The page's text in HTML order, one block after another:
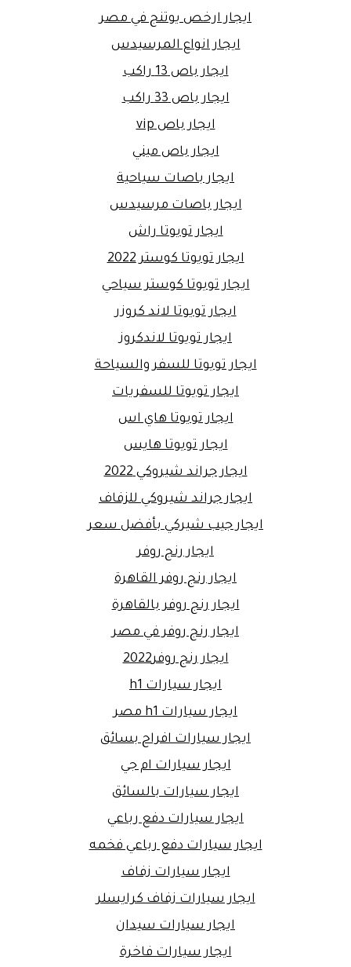
ايجار ارخص يوتنج في مصر
ايجار انواع المرسيدس
ايجار باص 13 راكب
ايجار باص 33 راكب
ايجار باص vip
ايجار باص ميني
ايجار باصات سياحية
ايجار باصات مرسيدس
ايجار تويوتا راش
ايجار تويوتا كوستر 2022
ايجار تويوتا كوستر سياحي
ايجار تويوتا لاند كروزر
ايجار تويوتا لاندكروز
ايجار تويوتا للسفر والسياحة
ايجار تويوتا للسفريات
ايجار تويوتا هاي اس
ايجار تويوتا هايس
ايجار جراند شيروكي 2022
ايجار جراند شيروكي للزفاف
ايجار جيب شيركي بأفضل سعر
ايجار رنج روفر
ايجار رنج روفر القاهرة
ايجار رنج روفر بالقاهرة
ايجار رنج روفر في مصر
ايجار رنج روفر2022
ايجار سيارات h1
ايجار سيارات h1 مصر
ايجار سيارات افراح بسائق
ايجار سيارات ام جي
ايجار سيارات بالسائق
ايجار سيارات دفع رباعي
ايجار سيارات دفع رباعي فخمه
ايجار سيارات زفاف
ايجار سيارات زفاف كرايسلر
ايجار سيارات سيدان
ايجار سيارات فاخرة